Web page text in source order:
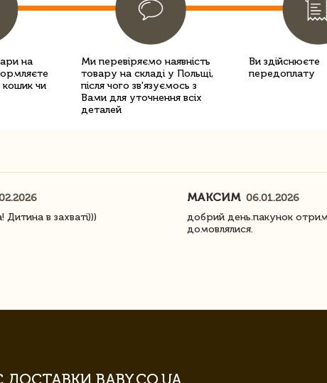
на
кошик чи
Ми перевіряємо наявність
товару на складі у Польщі,
після чого зв'язуємось з
Вами для уточнення всіх
деталей
Ви здійснюєте
передоплату
в захваті)))
МАКСИМ 06.01.2026
добрий день.пакунок
домовлялися.
BABY.CO.UA